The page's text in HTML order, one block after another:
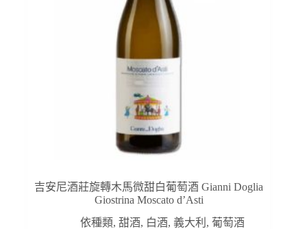
吉安尼酒莊旋轉木馬微甜白葡萄酒 Gianni Doglia
Giostrina Moscato d’Asti
依種類,甜酒, 白酒, 義大利 ,葡萄酒